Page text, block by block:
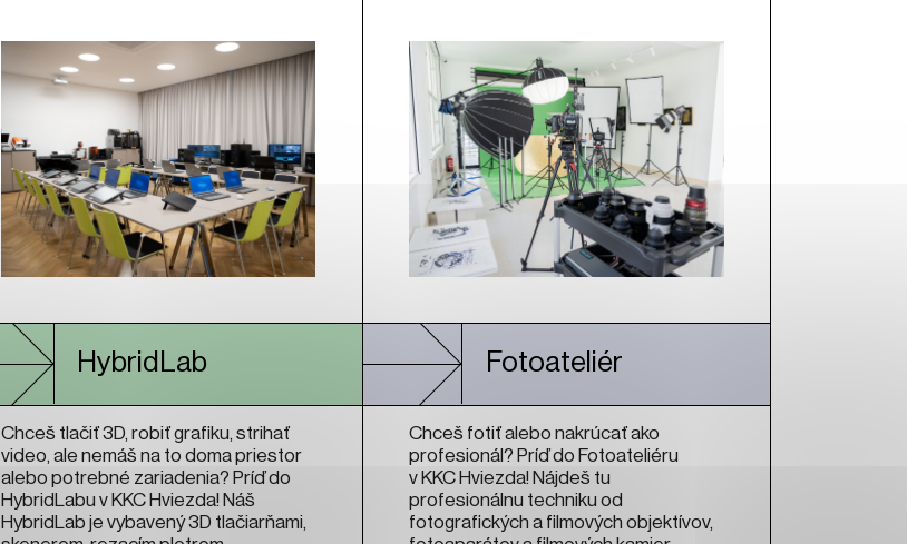
HybridLab
Chceš tlačiť 3D, robiť grafiku, strihať
video, ale nemáš na to doma priestor
alebo potrebné zariadenia? Príď do
HybridLabu v KKC Hviezda! Náš
HybridLab je vybavený 3D tlačiarňami,
Fotoateliér
Chceš fotiť alebo nakrúcať ako
profesionál? Príď do Fotoateliéru
v KKC Hviezda! Nájdeš tu
profesionálnu techniku od
fotografických a filmových objektívov,